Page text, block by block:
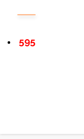
595